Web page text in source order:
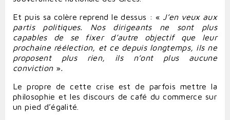
Et puis sa colère reprend le dessus : « J’en veux aux
partis politiques. Nos dirigeants ne sont plus
capables de se fixer d’autre objectif que leur
prochaine réélection, et ce depuis longtemps, ils ne
proposent plus rien, ils n’ont plus aucune
conviction».
Le propre de cette crise est de parfois mettre la
philosophie et les discours de café du commerce sur
un pied d’égalité.